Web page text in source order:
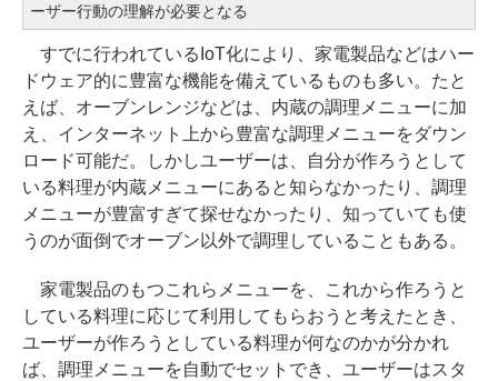
ーザー行動の理解が必要となる
すでに行われているIoT化により、家電製品などはハー
ドウェア的に豊富な機能を備えているものも多い。たと
えば、オーブンレンジなどは、内蔵の調理メニューに加
え、インターネット上から豊富な調理メニューをダウン
ロード可能だ。しかしユーザーは、自分が作ろうとして
いる料理が内蔵メニューにあると知らなかったり、調理
メニューが豊富すぎて探せなかったり、知っていても使
うのが面倒でオーブン以外で調理していることもある。
家電製品のもつこれらメニューを、これから作ろうと
している料理に応じて利用してもらおうと考えたとき、
ユーザーが作ろうとしている料理が何なのかが分かれ
ば、調理メニューを自動でセットでき、ユーザーはスタ